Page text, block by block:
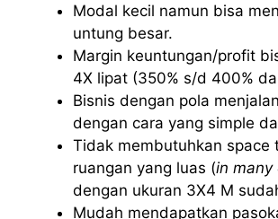
Modal kecil namun bisa
untung besar.
Margin keuntungan/profit
4X lipat (350% s/d 400%
Bisnis dengan pola
dengan cara yang simple
Tidak membutuhkan space
ruangan yang luas (in many
dengan ukuran 3X4 M
Mudah mendapatkan